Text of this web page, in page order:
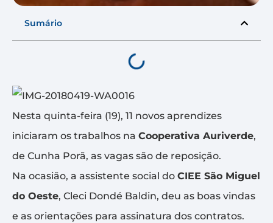
Sumário
Nesta quinta-feira (19), 11 novos aprendizes
iniciaram os trabalhos na Cooperativa Auriverde,
de Cunha Porã, as vagas são de reposição.
Na ocasião, a assistente social do CIEE São Miguel
do Oeste, Cleci Dondé Baldin, deu as boas vindas
e as orientações para assinatura dos contratos.